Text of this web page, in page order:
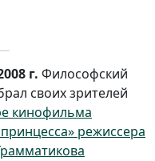
г. Философский
своих зрителей
кинофильма
режиссера